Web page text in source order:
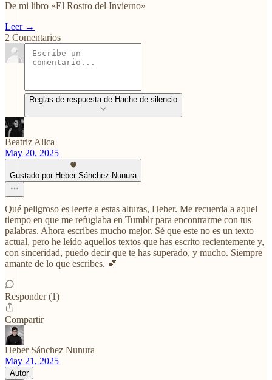
De mi libro «El Rostro del Invierno»
Leer →
2 Comentarios
Reglas de respuesta de Hache de silencio
Beatriz Allca
May 20, 2025
Gustado por Heber Sánchez Nunura
Qué peligroso es leerte a estas alturas, Heber. Me recuerda a aquel
tiempo en que me refugiaba en Tumblr para encontrarme con tus
palabras. Ahora escribes mucho mejor. Sé que este no es un texto
actual, pero he leído aquellos textos que has escrito recientemente y,
con sinceridad, puedo decir que te has superado, y mucho. Siempre
amante de lo que escribes. 💕
Responder (1)
Compartir
Heber Sánchez Nunura
May 21, 2025
Autor